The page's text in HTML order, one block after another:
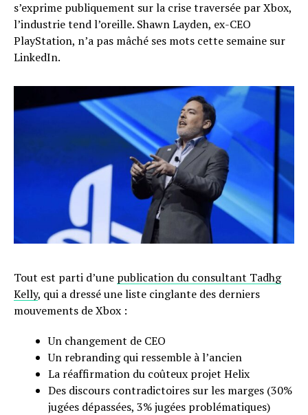
s’exprime publiquement sur la crise traversée par Xbox,
l’industrie tend l’oreille. Shawn Layden, ex-CEO
PlayStation, n’a pas mâché ses mots cette semaine sur
LinkedIn.
Tout est parti d’une publication du consultant Tadhg
Kelly, qui a dressé une liste cinglante des derniers
mouvements de Xbox :
Un changement de CEO
Un rebranding qui ressemble à l’ancien
La réaffirmation du coûteux projet Helix
Des discours contradictoires sur les marges (30%
jugées dépassées, 3% jugées problématiques)